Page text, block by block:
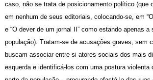
caso, não se trata de posicionamento político (que
em nenhum de seus editoriais, colocando-se, em
e “O dever de um jornal II” como estando apenas a
população). Tratam-se de acusações graves, sem
buscam associar entre si atores sociais dos mais
esquerda e identificá-los com uma postura violenta